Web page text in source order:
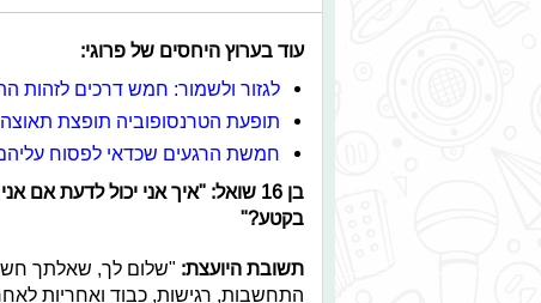
עוד בערוץ היחסים של פרוגי:
לגזור ולשמור: חמש דרכים לזהות
תופעת הטרנסופוביה תופצת
חמשת הרגעים שכדאי לפסוח עליהם
בן 16 שואל: "איך אני יכול לדעת
בקטע?"
תשובת היועצת: "שלום לך, שאלתך
התחשבות, רגישות, כבוד ואחריות